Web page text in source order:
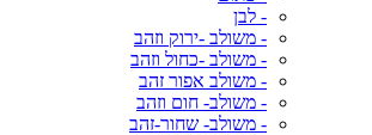
- לבן
- משולב -ירוק וזהב
- משולב -כחול וזהב
- משולב אפור זהב
- משולב- חום וזהב
- משולב- שחור-זהב